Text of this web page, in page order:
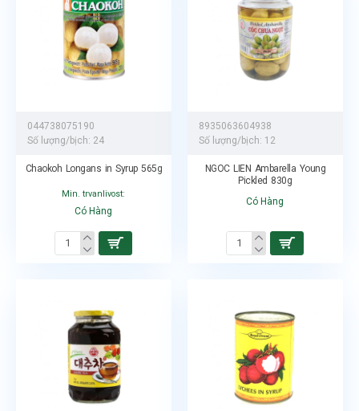
044738075190
Số lượng/bịch: 24
Chaokoh Longans in Syrup 565g
Min. trvanlivost:
Có Hàng
8935063604938
Số lượng/bịch: 12
NGOC LIEN Ambarella Young
Pickled 830g
Có Hàng